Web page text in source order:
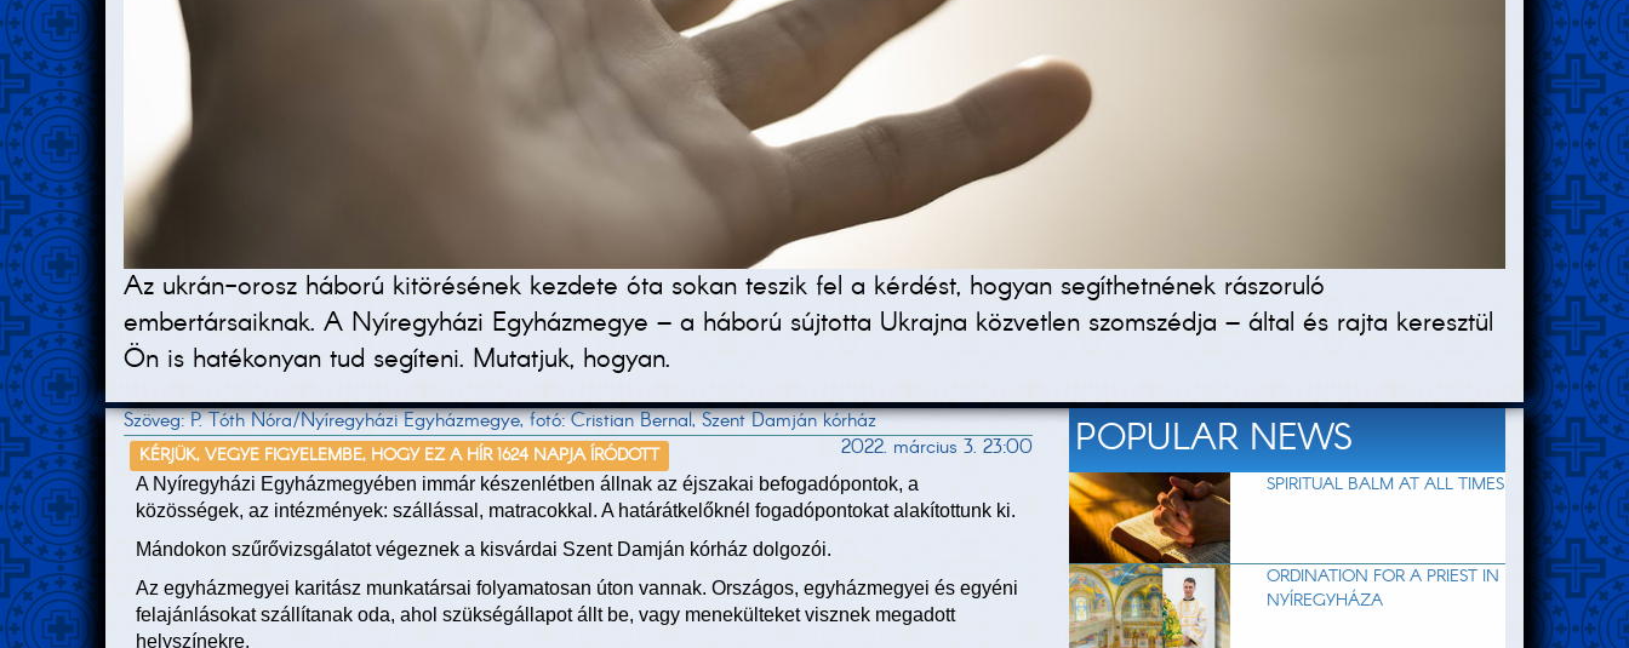
Az ukrán-orosz háború kitörésének kezdete óta sokan teszik fel a kérdést, hogyan segíthetnének rászoruló
embertársaiknak. A Nyíregyházi Egyházmegye – a háború sújtotta Ukrajna közvetlen szomszédja – által és rajta keresztül
Ön is hatékonyan tud segíteni. Mutatjuk, hogyan.
Szöveg: P. Tóth Nóra/Nyíregyházi Egyházmegye, fotó: Cristian Bernal, Szent Damján kórház
2022. március 3. 23:00
KÉRJÜK, VEGYE FIGYELEMBE, HOGY EZ A HÍR 1624 NAPJA ÍRÓDOTT
A Nyíregyházi Egyházmegyében immár készenlétben állnak az éjszakai befogadópontok, a
közösségek, az intézmények: szállással, matracokkal. A határátkelőknél fogadópontokat alakítottunk ki.
Mándokon szűrővizsgálatot végeznek a kisvárdai Szent Damján kórház dolgozói.
Az egyházmegyei karitász munkatársai folyamatosan úton vannak. Országos, egyházmegyei és egyéni
felajánlásokat szállítanak oda, ahol szükségállapot állt be, vagy menekülteket visznek megadott
helyszínekre.
POPULAR NEWS
SPIRITUAL BALM AT ALL TIMES
ORDINATION FOR A PRIEST IN
NYÍREGYHÁZA